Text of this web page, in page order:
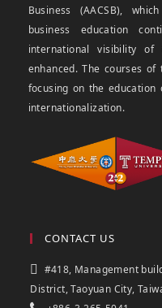
Business (AACSB),
business education
international visibility
enhanced. The courses
focusing on the education
internationalization.
CONTACT US
#418, Management
District, Taoyuan City,